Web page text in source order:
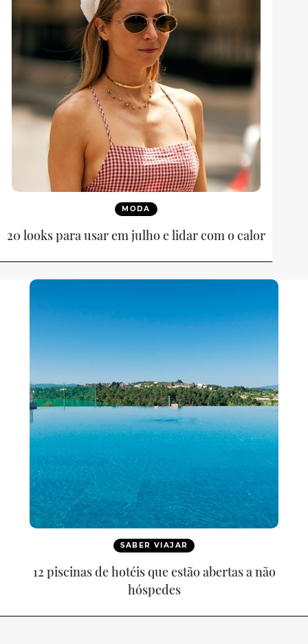
MODA
20 looks para usar em julho e lidar com o calor
SABER VIAJAR
12 piscinas de hotéis que estão abertas a não
hóspedes